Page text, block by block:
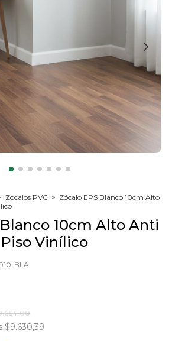
Zocalos PVC > Zócalo EPS Blanco 10cm Alto
10cm Alto Anti
Vinílico
BLA
$9.630,39